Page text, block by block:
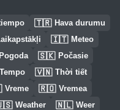
🇹🇷 Hava durumu
🇮🇹 Meteo
Pogoda 🇸🇰 Počasie
Tempo 🇻🇳 Thời tiết
Vreme 🇷🇴 Vremea
Weather 🇳🇱 Weer